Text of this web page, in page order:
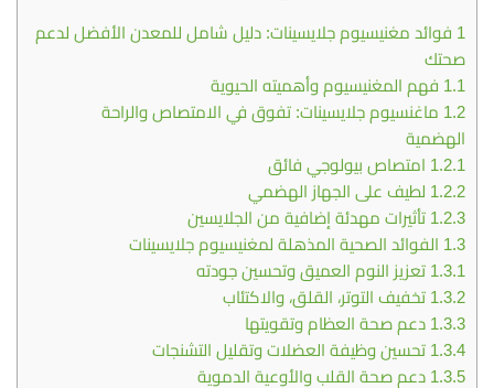
1 فوائد مغنيسيوم جلايسينات: دليل شامل للمعدن الأفضل لدعم
صحتك
1.1 فهم المغنيسيوم وأهميته الحيوية
1.2 ماغنسيوم جلايسينات: تفوق في الامتصاص والراحة
الهضمية
1.2.1 امتصاص بيولوجي فائق
1.2.2 لطيف على الجهاز الهضمي
1.2.3 تأثيرات مهدئة إضافية من الجلايسين
1.3 الفوائد الصحية المذهلة لمغنيسيوم جلايسينات
1.3.1 تعزيز النوم العميق وتحسين جودته
1.3.2 تخفيف التوتر، القلق، والاكتئاب
1.3.3 دعم صحة العظام وتقويتها
1.3.4 تحسين وظيفة العضلات وتقليل التشنجات
1.3.5 دعم صحة القلب والأوعية الدموية